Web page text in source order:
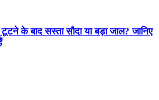
के बाद सस्ता सौदा या बड़ा जाल? जानिए